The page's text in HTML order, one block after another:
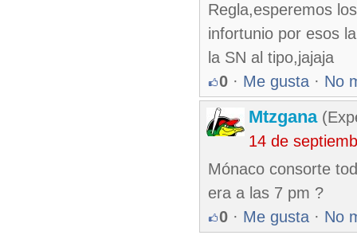
Regla,esperemos
infortunio por esos
la SN al tipo,jajaja
0 · Me gusta · No
Mtzgana
14 de
Mónaco consorte
era a las 7 pm ?
0 · Me gusta · No